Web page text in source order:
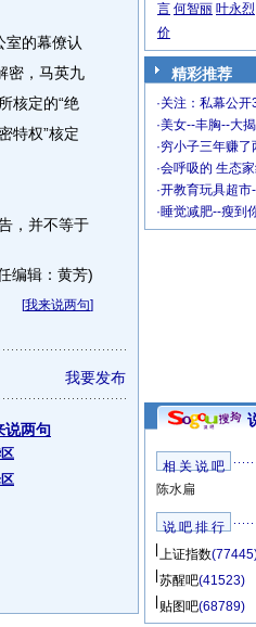
的幕僚认
密，马英九
核定的“绝
特权”核定
，并不等于
编辑：黄芳)
[我来说两句]
我要发布
说两句
言 何智丽 叶永烈
价
精彩推荐
·关注：私幕公开
·美女--丰胸--大揭
·穷小子三年赚了
·会呼吸的 生态家
·开教育玩具超市
·睡觉减肥--瘦到
相 关 说 吧
陈水扁
说 吧 排 行
上证指数
苏醒吧(41523)
贴图吧(68789)